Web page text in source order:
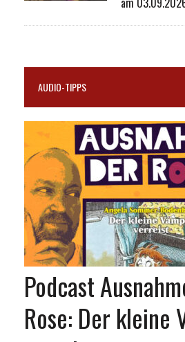
AUDIO-TIPPS
Podcast
Rose: Der kleine